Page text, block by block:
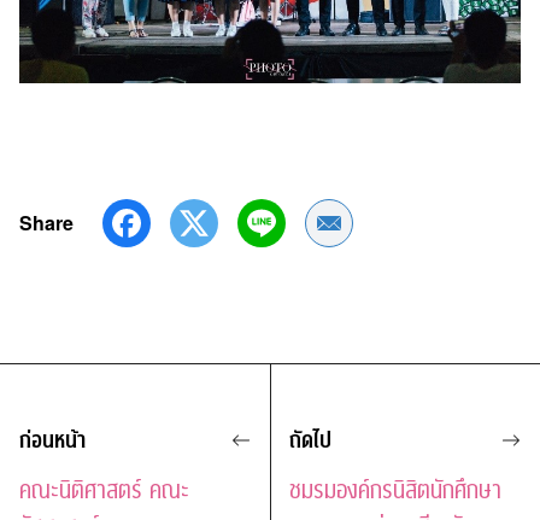
Share Share by Email
ก่อนหน้า
คณะนิติศาสตร์ คณะ
ถัดไป
ชมรมองค์กรนิสิตนักศึกษา